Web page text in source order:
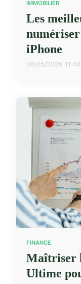
IMMOBILIER
Les
numériser
iPhone
06/05/2026 11:40
FINANCE
Maîtriser
Ultime